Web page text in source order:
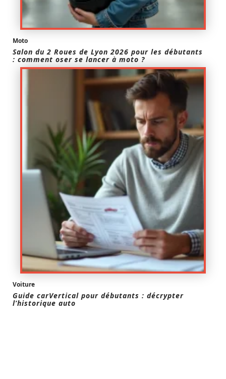
Moto
Salon du 2 Roues de Lyon 2026 pour les débutants
: comment oser se lancer à moto ?
Voiture
Guide carVertical pour débutants : décrypter
l’historique auto